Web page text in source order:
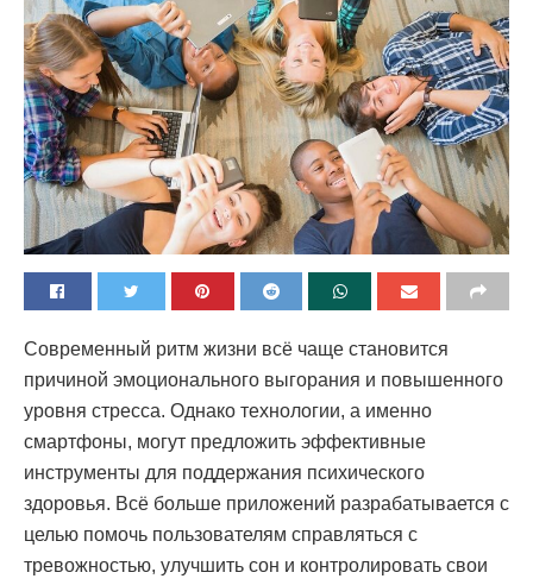
Современный ритм жизни всё чаще становится
причиной эмоционального выгорания и повышенного
уровня стресса. Однако технологии, а именно
смартфоны, могут предложить эффективные
инструменты для поддержания психического
здоровья. Всё больше приложений разрабатывается с
целью помочь пользователям справляться с
тревожностью, улучшить сон и контролировать свои